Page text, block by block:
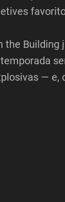
the Building
— e,